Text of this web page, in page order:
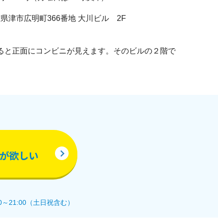
津市広明町366番地 大川ビル 2F
と正面にコンビニが見えます。そのビルの２階で
が欲しい
21:00（土日祝含む）